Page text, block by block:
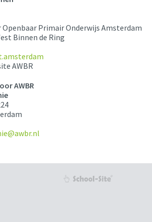
Primair Onderwijs Amsterdam
Binnen de Ring
AWBR
AWBR